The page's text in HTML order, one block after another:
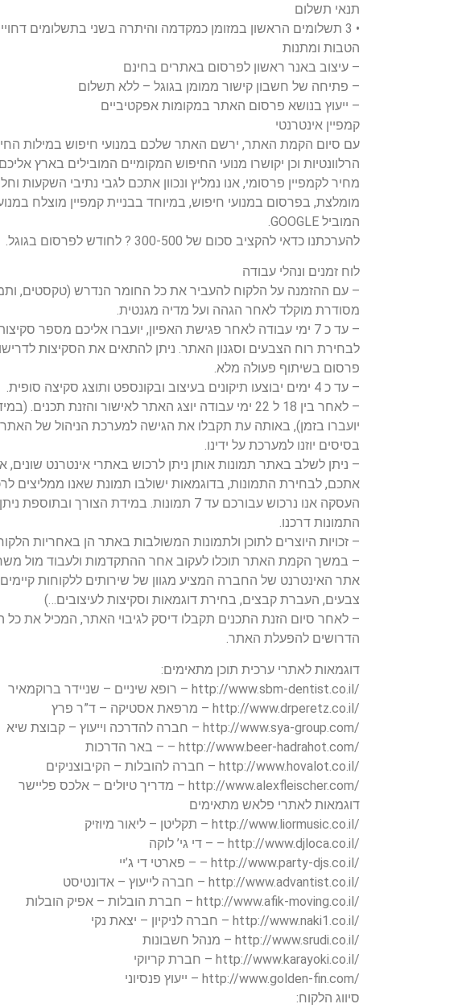
תנאי תשלום
• 3 תשלומים הראשון במזומן כמקדמה והיתרה בשני בתשלומים דחויים
הטבות ומתנות
– עיצוב באנר ראשון לפרסום באתרים בחינם
– פתיחה של חשבון קישור ממומן בגוגל – ללא תשלום
– ייעוץ בנושא פרסום האתר במקומות אפקטיביים
קמפיין אינטרנטי
עם סיום הקמת האתר, ירשם האתר שלכם במנועי חיפוש במילות
הרלוונטיות וכן יקושרו מנועי החיפוש המקומיים המובילים בארץ
מחיר לקמפיין פרסומי, אנו נמליץ ונכוון אתכם לגבי נתיבי השקעות
מומלצת, בפרסום במנועי חיפוש, במיוחד בבניית קמפיין מוצלח
המוביל GOOGLE.
להערכתנו כדאי להקציב סכום של 300-500 ? לחודש לפרסום בגוגל.
לוח זמנים ונהלי עבודה
– עם ההזמנה על הלקוח להעביר את כל החומר הנדרש (טקסטים,
מסודרת מוקלד לאחר הגהה ועל מדיה מגנטית.
– עד כ 7 ימי עבודה לאחר פגישת האפיון, יועברו אליכם מספר
לבחירת רוח הצבעים וסגנון האתר. ניתן להתאים את הסקיצות
פרסום בשיתוף פעולה מלא.
– עד כ 4 ימים יבוצעו תיקונים בעיצוב ובקונספט ותוצג סקיצה סופית.
– לאחר בין 18 ל 22 ימי עבודה יוצג האתר לאישור והזנת
יועברו בזמן), באותה עת תקבלו את הגישה למערכת הניהול של
בסיסים יוזנו למערכת על ידינו.
– ניתן לשלב באתר תמונות אותן ניתן לרכוש באתרי אינטרנט שונים,
אתכם, לבחירת התמונות, בדוגמאות ישולבו תמונת שאנו ממליצים
העסקה אנו נרכוש עבורכם עד 7 תמונות. במידת הצורך
התמונות דרכנו.
– זכויות היוצרים לתוכן ולתמונות המשולבות באתר הן באחריות
– במשך הקמת האתר תוכלו לעקוב אחר ההתקדמות ולעבוד מול
אתר האינטרנט של החברה המציע מגוון של שירותים ללקוחות
צבעים, העברת קבצים, בחירת דוגמאות וסקיצות לעיצובים…)
– לאחר סיום הזנת התכנים תקבלו דיסק לגיבוי האתר, המכיל את כל
הדרושים להפעלת האתר.
דוגמאות לאתרי ערכית תוכן מתאימים:
/http://www.sbm-dentist.co.il – רופא שיניים – שניידר ברוקמאיר
/http://www.drperetz.co.il – מרפאת אסטיקה – ד”ר פרץ
/http://www.sya-group.com – חברה להדרכה וייעוץ – קבוצת שיא
/http://www.beer-hadrahot.com – – באר הדרכות
/http://www.hovalot.co.il – חברה להובלות – הקיבוצניקים
/http://www.alexfleischer.com – מדריך טיולים – אלכס פליישר
דוגמאות לאתרי פלאש מתאימים
/http://www.liormusic.co.il – תקליטן – ליאור מיוזיק
/http://www.djloca.co.il – – די גי’ לוקה
/http://www.party-djs.co.il – – פארטי די ג’יי
/http://www.advantist.co.il – חברה לייעוץ – אדונטיסט
/http://www.afik-moving.co.il – חברת הובלות – אפיק הובלות
/http://www.naki1.co.il – חברה לניקיון – יצאת נקי
/http://www.srudi.co.il – מנהל חשבונות
/http://www.karayoki.co.il – חברת קריוקי
/http://www.golden-fin.com – ייעוץ פנסיוני
סיווג הלקוח: